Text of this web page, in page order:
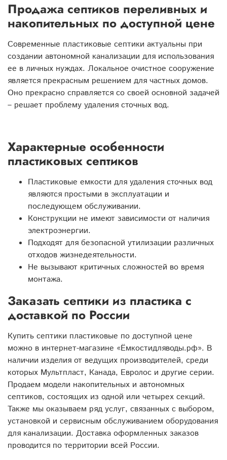
Продажа септиков переливных и
накопительных по доступной цене
Современные пластиковые септики актуальны при
создании автономной канализации для использования
ее в личных нуждах. Локальное очистное сооружение
является прекрасным решением для частных домов.
Оно прекрасно справляется со своей основной задачей
– решает проблему удаления сточных вод.
Характерные особенности
пластиковых септиков
Пластиковые емкости для удаления сточных вод
являются простыми в эксплуатации и
последующем обслуживании.
Конструкции не имеют зависимости от наличия
электроэнергии.
Подходят для безопасной утилизации различных
отходов жизнедеятельности.
Не вызывают критичных сложностей во время
монтажа.
Заказать септики из пластика с
доставкой по России
Купить септики пластиковые по доступной цене
можно в интернет-магазине «Ёмкостидляводы.рф». В
наличии изделия от ведущих производителей, среди
которых Мультпласт, Канада, Евролос и другие серии.
Продаем модели накопительных и автономных
септиков, состоящих из одной или четырех секций.
Также мы оказываем ряд услуг, связанных с выбором,
установкой и сервисным обслуживанием оборудования
для канализации. Доставка оформленных заказов
проводится по территории всей России.